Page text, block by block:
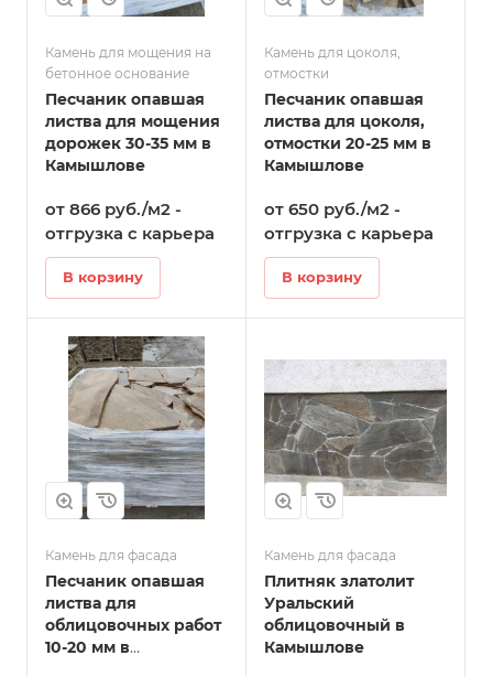
Камень для мощения на
бетонное основание
Песчаник опавшая
листва для мощения
дорожек 30-35 мм в
Камышлове
от 866 руб./м2 -
отгрузка с карьера
В корзину
Камень для цоколя,
отмостки
Песчаник опавшая
листва для цоколя,
отмостки 20-25 мм в
Камышлове
от 650 руб./м2 -
отгрузка с карьера
В корзину
Камень для фасада
Песчаник опавшая
листва для
облицовочных работ
10-20 мм в
Камень для фасада
Плитняк златолит
Уральский
облицовочный в
Камышлове